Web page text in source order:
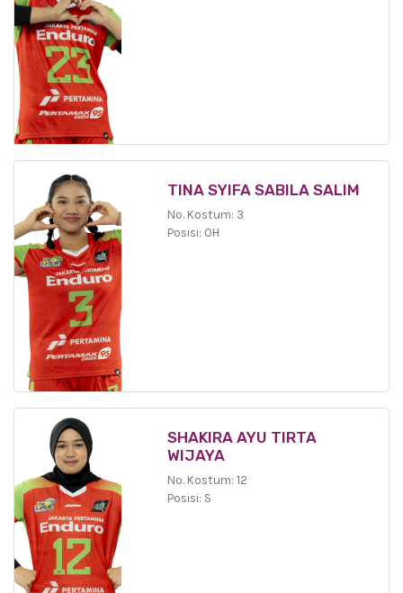
TINA SYIFA SABILA SALIM
No. Kostum: 3
Posisi: OH
SHAKIRA AYU TIRTA
WIJAYA
No. Kostum: 12
Posisi: S